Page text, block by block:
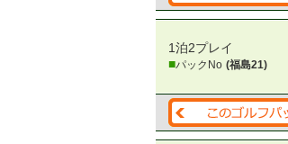
1泊2プレイ
■パックNo (福島21)